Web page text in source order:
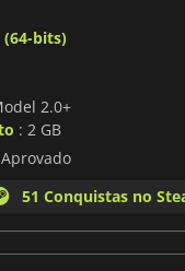
bits)
2.0+
: 2 GB
Aprovado
51 Conquistas no